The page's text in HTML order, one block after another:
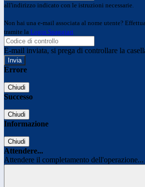
all'indirizzo indicato con le istruzioni necessarie.
Non hai una e-mail associata al nome utente?
tramite la Login Spaggiari
E-mail inviata, si prega di controllare la
Errore
Chiudi
Successo
Chiudi
Informazione
Chiudi
Attendere...
Attendere il completamento dell'operazione...